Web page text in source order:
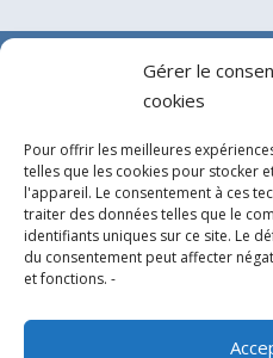
Gérer le
cookies
Pour offrir les meilleures
telles que les cookies pour stocker
l'appareil. Le consentement à ces
traiter des données telles que le
identifiants uniques sur ce site. Le
du consentement peut affecter
et fonctions. -
Experts en conception,
d’hélistations en
correspondants pour
secteur